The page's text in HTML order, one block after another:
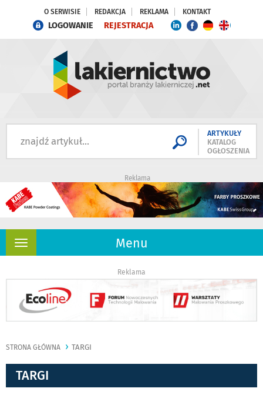
O SERWISIE REDAKCJA REKLAMA KONTAKT
LOGOWANIE REJESTRACJA
ARTYKUŁY
KATALOG
OGŁOSZENIA
Reklama
Menu
Rozwiń
Reklama
STRONA GŁÓWNA TARGI
TARGI